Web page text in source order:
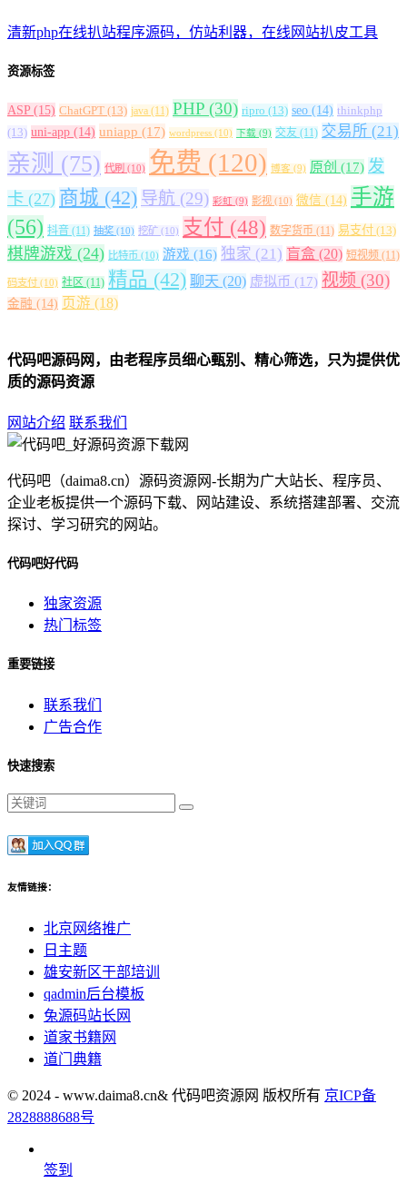
清新php在线扒站程序源码，仿站利器，在线网站扒皮工具
资源标签
ASP (15) ChatGPT (13) java (11) PHP (30) ripro (13) seo (14) thinkphp
(13) uni-app (14) uniapp (17) wordpress (10) 下载 (9) 交友 (11) 交易所 (21)
亲测 (75) 代刷 (10) 免费 (120) 博客 (9) 原创 (17) 发
卡 (27) 商城 (42) 导航 (29) 彩虹 (9) 影视 (10) 微信 (14) 手游
(56) 抖音 (11) 抽奖 (10) 挖矿 (10) 支付 (48) 数字货币 (11) 易支付 (13)
棋牌游戏 (24) 比特币 (10) 游戏 (16) 独家 (21) 盲盒 (20) 短视频 (11)
码支付 (10) 社区 (11) 精品 (42) 聊天 (20) 虚拟币 (17) 视频 (30)
金融 (14) 页游 (18)
代码吧源码网，由老程序员细心甄别、精心筛选，只为提供优
质的源码资源
网站介绍 联系我们
代码吧（daima8.cn）源码资源网-长期为广大站长、程序员、
企业老板提供一个源码下载、网站建设、系统搭建部署、交流
探讨、学习研究的网站。
代码吧好代码
独家资源
热门标签
重要链接
联系我们
广告合作
快速搜索
友情链接：
北京网络推广
日主题
雄安新区干部培训
qadmin后台模板
兔源码站长网
道家书籍网
道门典籍
© 2024 - www.daima8.cn& 代码吧资源网 版权所有 京ICP备
2828888688号
签到